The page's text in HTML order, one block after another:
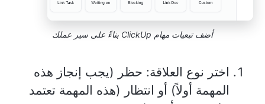
أضف تبعيات مهام ClickUp بناءً على سير عملك
اختر نوع العلاقة: حظر (يجب إنجاز هذه
المهمة أولاً) أو انتظار (هذه المهمة تعتمد